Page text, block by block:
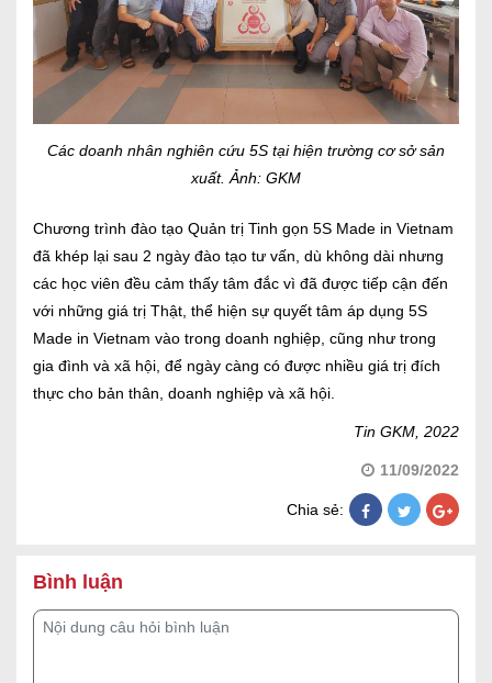
Các doanh nhân nghiên cứu 5S tại hiện trường cơ sở sản
xuất. Ảnh: GKM
Chương trình đào tạo Quản trị Tinh gọn 5S Made in Vietnam
đã khép lại sau 2 ngày đào tạo tư vấn, dù không dài nhưng
các học viên đều cảm thấy tâm đắc vì đã được tiếp cận đến
với những giá trị Thật, thể hiện sự quyết tâm áp dụng 5S
Made in Vietnam vào trong doanh nghiệp, cũng như trong
gia đình và xã hội, để ngày càng có được nhiều giá trị đích
thực cho bản thân, doanh nghiệp và xã hội.
Tin GKM, 2022
11/09/2022
Chia sẻ:
Bình luận
Nội dung câu hỏi bình luận